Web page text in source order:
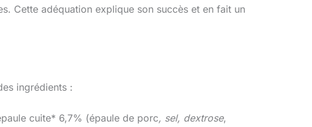
Cette adéquation explique son succès et en fait un
ingrédients :
cuite* 6,7% (épaule de porc, sel, dextrose,